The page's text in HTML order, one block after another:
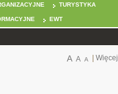
TURYSTYKA
EWT
Więcej
A A A